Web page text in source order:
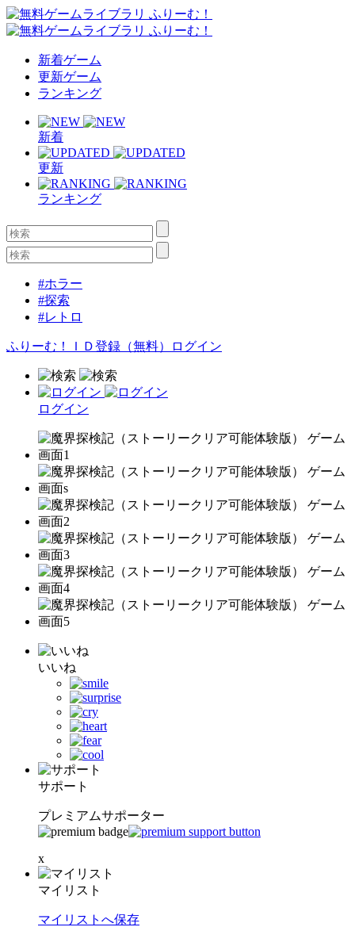
新着ゲーム
更新ゲーム
ランキング
新着
更新
ランキング
#ホラー
#探索
#レトロ
ふりーむ！ＩＤ登録（無料） ログイン
ログイン
いいね
サポート
プレミアムサポーター
x
マイリスト
マイリストへ保存